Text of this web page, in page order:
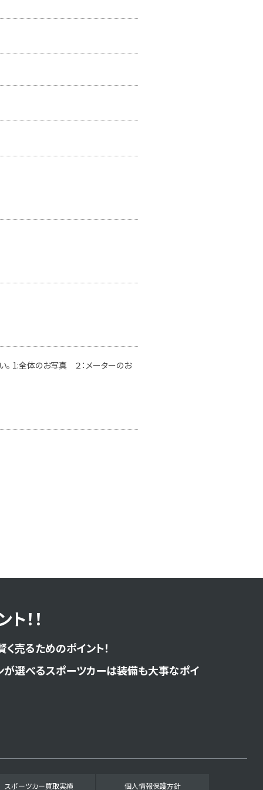
1:全体のお写真 ２：メーターのお
！！
売るためのポイント！
が選べるスポーツカーは装備も大事なポイ
スポーツカー買取実績 個人情報保護方針